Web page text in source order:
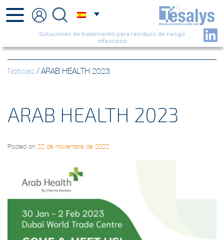
Soluciones de tratamiento para residuos de riesgo
infeccioso
Noticias /ARAB HEALTH 2023
ARAB HEALTH 2023
Posted on 22 de noviembre de 2022